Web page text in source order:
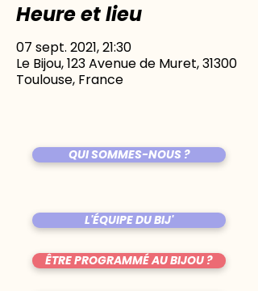
Heure et lieu
07 sept. 2021, 21:30
Le Bijou, 123 Avenue de Muret, 31300
Toulouse, France
QUI SOMMES-NOUS ?
L'ÉQUIPE DU BIJ'
ÊTRE PROGRAMMÉ AU BIJOU ?